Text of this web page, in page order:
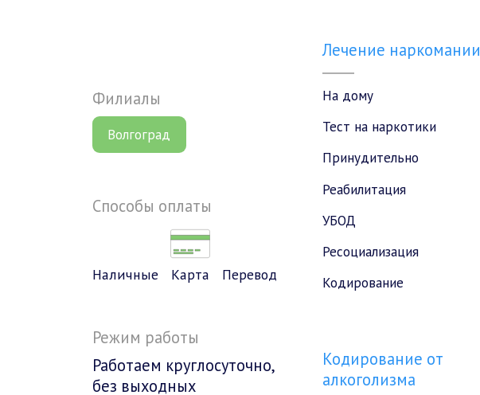
Филиалы
Волгоград
Способы оплаты
Наличные Карта Перевод
Режим работы
Работаем круглосуточно,
без выходных
Лечение наркомании
На дому
Тест на наркотики
Принудительно
Реабилитация
УБОД
Ресоциализация
Кодирование
Кодирование от
алкоголизма